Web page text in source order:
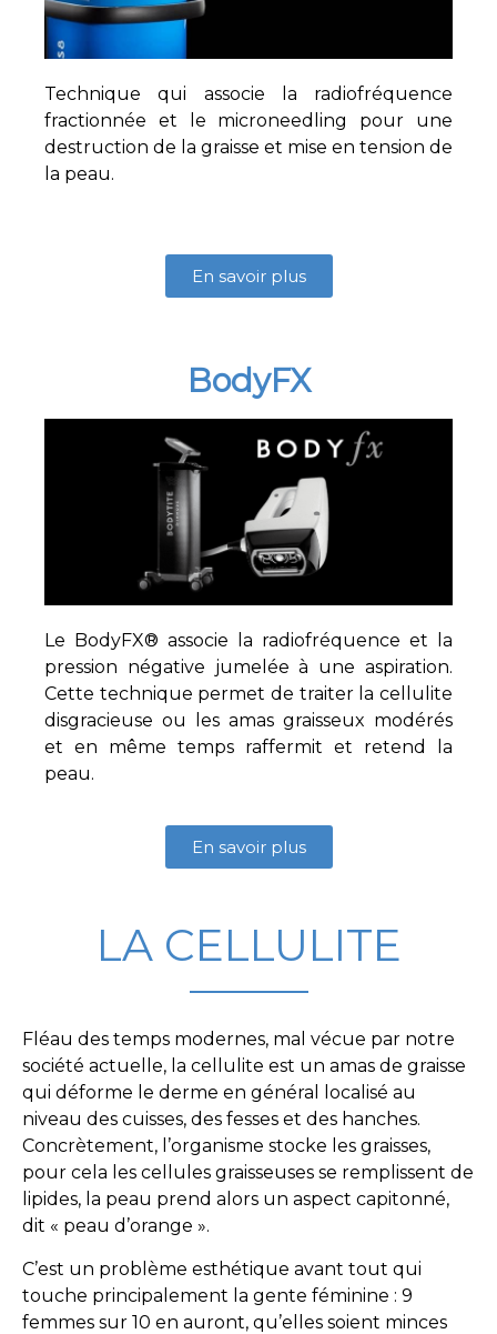
Technique qui associe la radiofréquence
fractionnée et le microneedling pour une
destruction de la graisse et mise en tension de
la peau.
En savoir plus
BodyFX
Le BodyFX® associe la radiofréquence et la
pression négative jumelée à une aspiration.
Cette technique permet de traiter la cellulite
disgracieuse ou les amas graisseux modérés
et en même temps raffermit et retend la
peau.
En savoir plus
LA CELLULITE
Fléau des temps modernes, mal vécue par notre
société actuelle, la cellulite est un amas de graisse
qui déforme le derme en général localisé au
niveau des cuisses, des fesses et des hanches.
Concrètement, l’organisme stocke les graisses,
pour cela les cellules graisseuses se remplissent de
lipides, la peau prend alors un aspect capitonné,
dit « peau d’orange ».
C’est un problème esthétique avant tout qui
touche principalement la gente féminine : 9
femmes sur 10 en auront, qu’elles soient minces